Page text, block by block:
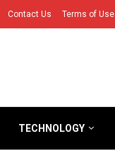
Contact Us Terms of Use
TECHNOLOGY